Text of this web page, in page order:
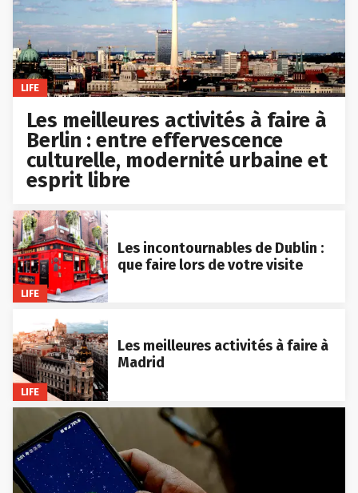
LIFE
Les meilleures activités à faire à
Berlin : entre effervescence
culturelle, modernité urbaine et
esprit libre
LIFE
Les incontournables de Dublin :
que faire lors de votre visite
LIFE
Les meilleures activités à faire à
Madrid